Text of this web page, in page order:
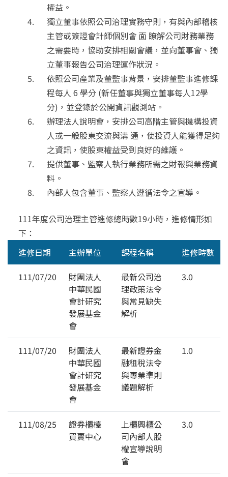
權益。
獨立董事依照公司治理實務守則，有與內部稽核
主管或簽證會計師個別會 面 瞭解公司財務業務
之需要時，協助安排相關會議，並向董事會、獨
立董事報告公司治理運作狀況。
依照公司產業及董監事背景，安排董監事進修課
程每人 6 學分 (新任董事與獨立董事每人12學
分)，並登錄於公開資訊觀測站。
辦理法人說明會，安排公司高階主管與機構投資
人或一般股東交流與溝 通，使投資人能獲得足夠
之資訊，使股東權益受到良好的維護。
提供董事、監察人執行業務所需之財報與業務資
料。
內部人包含董事、監察人遵循法令之宣導。
111年度公司治理主管進修總時數19小時，進修情形如
下：
進修日期
主辦單位 課程名稱
進修時數
111/07/20
財團法人
中華民國
會計研究
發展基金
會
最新公司治
理政策法令
與常見缺失
解析
3.0
111/07/20
財團法人
中華民國
會計研究
發展基金
會
最新證券金
融租稅法令
與專業準則
議題解析
1.0
111/08/25
證券櫃檯
買賣中心
上櫃興櫃公
司內部人股
權宣導說明
會
3.0